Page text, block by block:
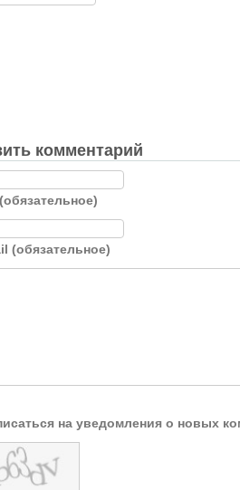
комментарий
(обязательное)
на уведомления о новых